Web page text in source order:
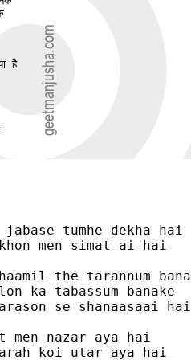
है
tumhe dekha hai
men simat ai hai
the tarannum
ka tabassum banake
se shanaasaai hai
men nazar aya hai
koi utar aya hai